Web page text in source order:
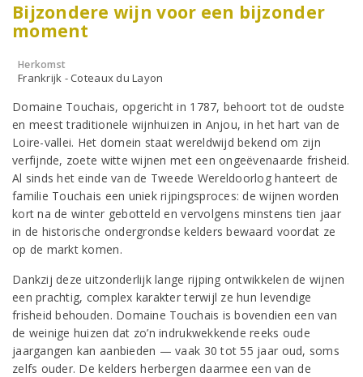
Bijzondere wijn voor een bijzonder
moment
Herkomst
Frankrijk - Coteaux du Layon
Domaine Touchais, opgericht in 1787, behoort tot de oudste
en meest traditionele wijnhuizen in Anjou, in het hart van de
Loire-vallei. Het domein staat wereldwijd bekend om zijn
verfijnde, zoete witte wijnen met een ongeëvenaarde frisheid.
Al sinds het einde van de Tweede Wereldoorlog hanteert de
familie Touchais een uniek rijpingsproces: de wijnen worden
kort na de winter gebotteld en vervolgens minstens tien jaar
in de historische ondergrondse kelders bewaard voordat ze
op de markt komen.
Dankzij deze uitzonderlijk lange rijping ontwikkelen de wijnen
een prachtig, complex karakter terwijl ze hun levendige
frisheid behouden. Domaine Touchais is bovendien een van
de weinige huizen dat zo’n indrukwekkende reeks oude
jaargangen kan aanbieden — vaak 30 tot 55 jaar oud, soms
zelfs ouder. De kelders herbergen daarmee een van de